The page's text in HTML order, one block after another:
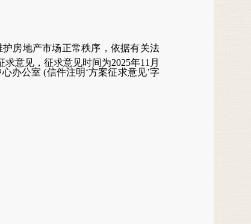
房地产市场正常秩序，依据有关法
求意见，征求意见时间为2025年1 1 月
办公室 (信件注明‘方案征求意见’字